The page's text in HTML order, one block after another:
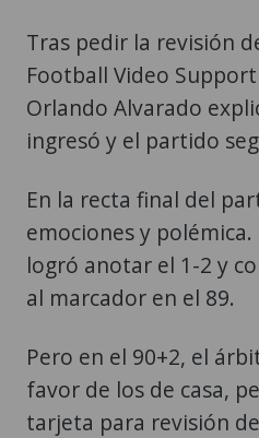
Tras pedir la revisión
Football Video
Orlando Alvarado
ingresó y el partido
En la recta final del
emociones y
logró anotar el 1-2 y
al marcador en el 89.
Pero en el 90+2, el
favor de los de casa,
tarjeta para revisión